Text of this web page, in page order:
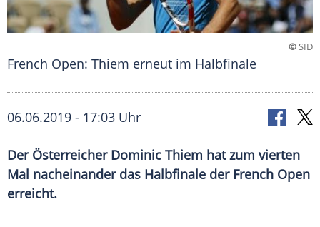
©SID
French Open: Thiem erneut im Halbfinale
06.06.2019 - 17:03 Uhr
Der Österreicher Dominic Thiem hat zum vierten
Mal nacheinander das Halbfinale der French Open
erreicht.